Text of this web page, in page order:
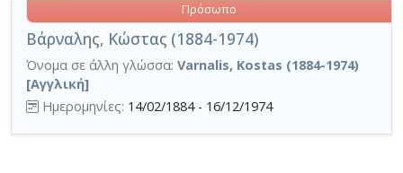
Βάρναλης, Κώστας (1884-1974)
Πρόσωπο
Όνομα σε άλλη γλώσσα: Varnalis, Kostas (1884-1974)
[Αγγλική]
Ημερομηνίες: 14/02/1884 - 16/12/1974